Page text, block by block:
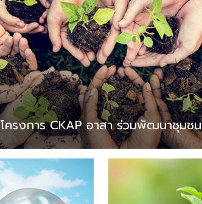
โครงการ CKAP อาสา ร่วมพัฒนาชุมชน